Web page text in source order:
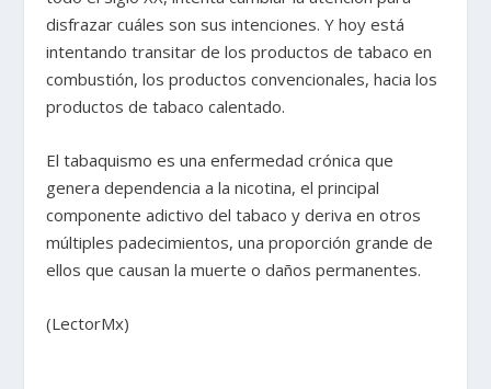
disfrazar cuáles son sus intenciones. Y hoy está
intentando transitar de los productos de tabaco en
combustión, los productos convencionales, hacia los
productos de tabaco calentado.
El tabaquismo es una enfermedad crónica que
genera dependencia a la nicotina, el principal
componente adictivo del tabaco y deriva en otros
múltiples padecimientos, una proporción grande de
ellos que causan la muerte o daños permanentes.
(LectorMx)